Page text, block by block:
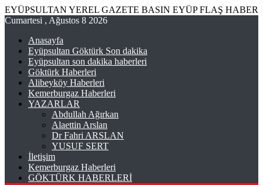
EYÜPSULTAN YEREL GAZETE BASIN EYÜP FLAŞ HABER
Cumartesi , Ağustos 8 2026
Anasayfa
Eyüpsultan Göktürk Son dakika
Eyüpsultan son dakika haberleri
Göktürk Haberleri
Alibeyköy Haberleri
Kemerburgaz Haberleri
YAZARLAR
Abdullah Ağırkan
Alaettin Arslan
Dr Fahri ARSLAN
YUSUF SERT
İletişim
Kemerburgaz Haberleri
GÖKTÜRK HABERLERİ